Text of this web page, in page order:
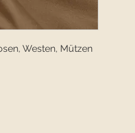
Westen, Mützen